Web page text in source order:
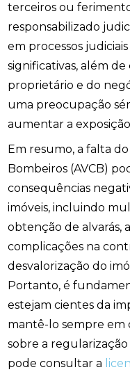
terceiros ou
responsabilizado
em processos
significativas, além
proprietário e do
uma preocupação
aumentar a
Em resumo, a falta
Bombeiros (AVCB)
consequências
imóveis, incluindo
obtenção de alvarás,
complicações na
desvalorização do
Portanto, é
estejam cientes da
mantê-lo sempre em
sobre a regularização
pode consultar a